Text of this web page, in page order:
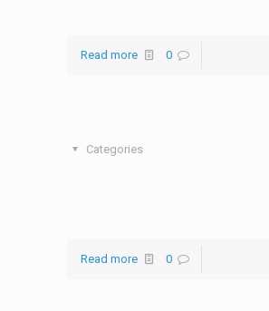
0
Read more
Categories
0
Read more